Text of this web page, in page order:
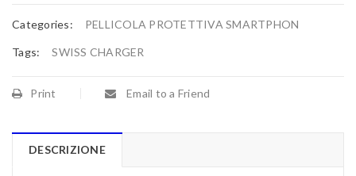
Categories: PELLICOLA PROTETTIVA SMARTPHON
Tags: SWISS CHARGER
Print Email to a Friend
DESCRIZIONE